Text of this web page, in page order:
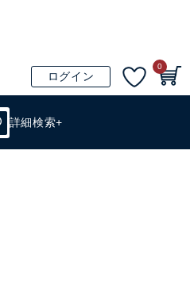
ログイン
0
詳細検索+